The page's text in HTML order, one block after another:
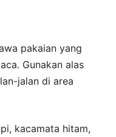
pakaian yang
Gunakan alas
jalan di area
kacamata hitam,